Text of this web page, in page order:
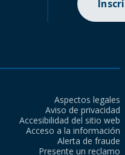
Aspectos legales
Aviso de privacidad
Accesibilidad del sitio web
Acceso a la información
Alerta de fraude
Presente un reclamo